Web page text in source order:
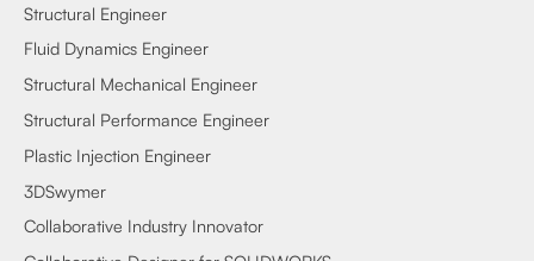
Structural Engineer
Fluid Dynamics Engineer
Structural Mechanical Engineer
Structural Performance Engineer
Plastic Injection Engineer
3DSwymer
Collaborative Industry Innovator